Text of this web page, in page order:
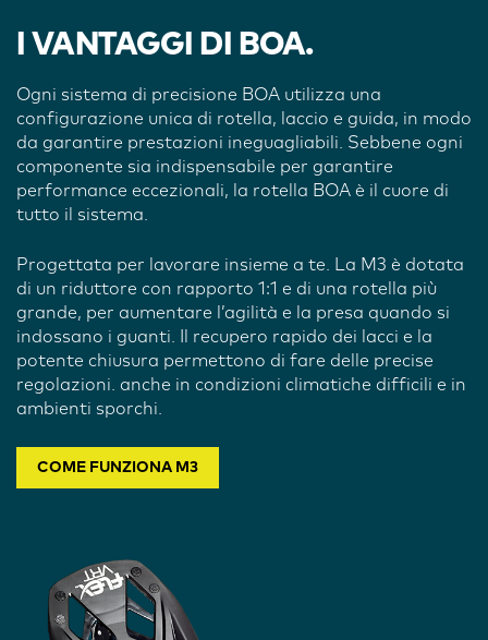
I VANTAGGI DI BOA.
Ogni sistema di precisione BOA utilizza una
configurazione unica di rotella, laccio e guida, in modo
da garantire prestazioni ineguagliabili. Sebbene ogni
componente sia indispensabile per garantire
performance eccezionali, la rotella BOA è il cuore di
tutto il sistema.
Progettata per lavorare insieme a te. La M3 è dotata
di un riduttore con rapporto 1:1 e di una rotella più
grande, per aumentare l’agilità e la presa quando si
indossano i guanti. Il recupero rapido dei lacci e la
potente chiusura permettono di fare delle precise
regolazioni. anche in condizioni climatiche difficili e in
ambienti sporchi.
COME FUNZIONA M3